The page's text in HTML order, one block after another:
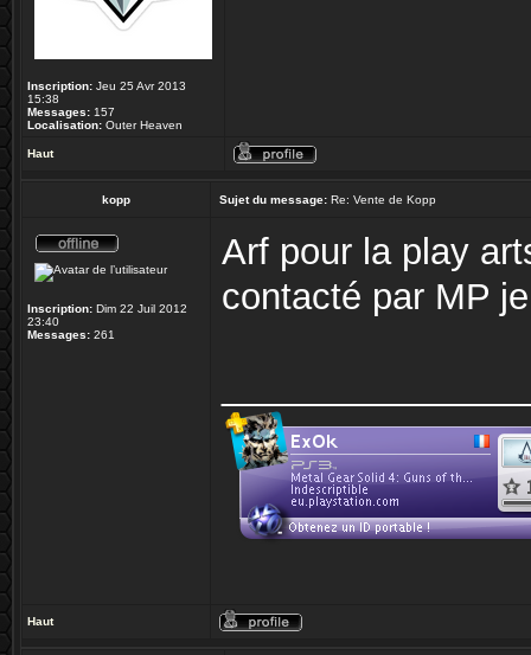
Inscription: Jeu 25 Avr 2013
15:38
Messages: 157
Localisation: Outer Heaven
Haut
kopp Sujet du message: Re: Vente de Kopp
Inscription: Dim 22 Juil 2012
23:40
Messages: 261
Arf pour la play
contacté par MP
Haut